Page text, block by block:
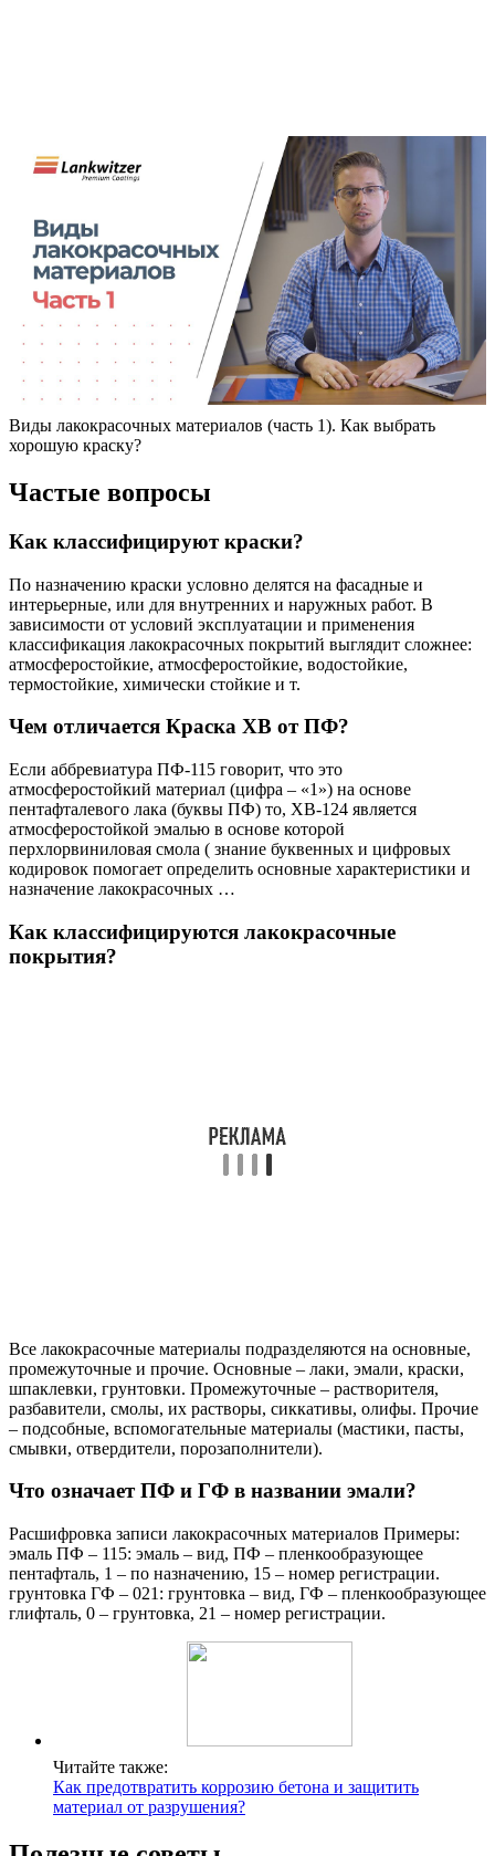
Виды лакокрасочных материалов (часть 1). Как выбрать
хорошую краску?
Частые вопросы
Как классифицируют краски?
По назначению краски условно делятся на фасадные и
интерьерные, или для внутренних и наружных работ. В
зависимости от условий эксплуатации и применения
классификация лакокрасочных покрытий выглядит сложнее:
атмосферостойкие, атмосферостойкие, водостойкие,
термостойкие, химически стойкие и т.
Чем отличается Краска ХВ от ПФ?
Если аббревиатура ПФ-115 говорит, что это
атмосферостойкий материал (цифра – «1») на основе
пентафталевого лака (буквы ПФ) то, ХВ-124 является
атмосферостойкой эмалью в основе которой
перхлорвиниловая смола ( знание буквенных и цифровых
кодировок помогает определить основные характеристики и
назначение лакокрасочных …
Как классифицируются лакокрасочные
покрытия?
Все лакокрасочные материалы подразделяются на основные,
промежуточные и прочие. Основные – лаки, эмали, краски,
шпаклевки, грунтовки. Промежуточные – растворителя,
разбавители, смолы, их растворы, сиккативы, олифы. Прочие
– подсобные, вспомогательные материалы (мастики, пасты,
смывки, отвердители, порозаполнители).
Что означает ПФ и ГФ в названии эмали?
Расшифровка записи лакокрасочных материалов Примеры:
эмаль ПФ – 115: эмаль – вид, ПФ – пленкообразующее
пентафталь, 1 – по назначению, 15 – номер регистрации.
грунтовка ГФ – 021: грунтовка – вид, ГФ – пленкообразующее
глифталь, 0 – грунтовка, 21 – номер регистрации.
Читайте также:
Как предотвратить коррозию бетона и защитить
материал от разрушения?